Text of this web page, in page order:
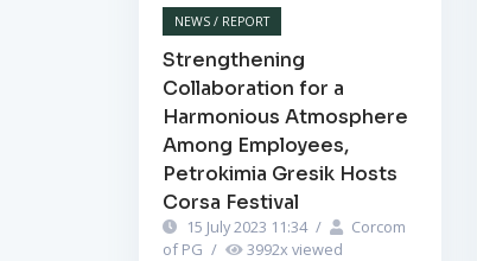
NEWS / REPORT
Strengthening
Collaboration for a
Harmonious Atmosphere
Among Employees,
Petrokimia Gresik Hosts
Corsa Festival
15 July 2023 11:34 /
Corcom
of PG / 3992x viewed